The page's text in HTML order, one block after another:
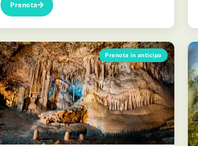
Prenota
Prenota in anticipo